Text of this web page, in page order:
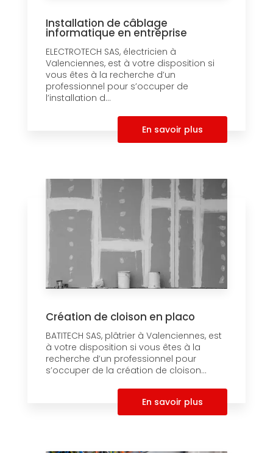
Installation de câblage
informatique en entreprise
ELECTROTECH SAS, électricien à
Valenciennes, est à votre disposition si
vous êtes à la recherche d’un
professionnel pour s’occuper de
l’installation d...
En savoir plus
Création de cloison en placo
BATITECH SAS, plâtrier à Valenciennes, est
à votre disposition si vous êtes à la
recherche d’un professionnel pour
s’occuper de la création de cloison...
En savoir plus